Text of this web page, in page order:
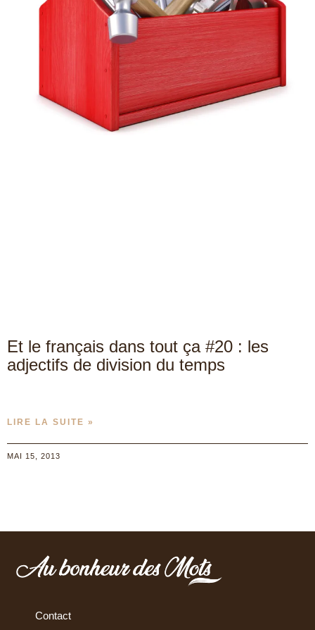
Et le français dans tout ça #20 : les
adjectifs de division du temps
LIRE LA SUITE »
MAI 15, 2013
Contact